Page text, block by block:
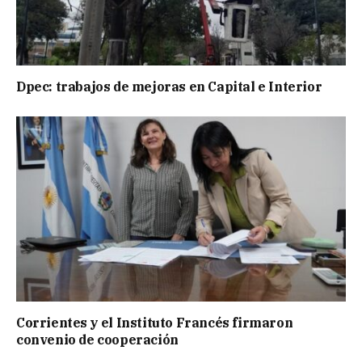
Dpec: trabajos de mejoras en Capital e Interior
Corrientes y el Instituto Francés firmaron
convenio de cooperación